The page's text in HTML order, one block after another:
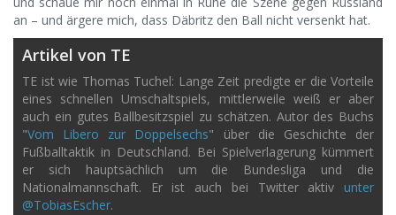
an – und ärgere mich, dass Däbritz den Ball nicht versenkt hat.
Artikel von TE
TE ist wie Thomas Tuchel: Lange Zeit predigte er die Vorteile
eines schnellen Umschaltspiels, mittlerweile weiß er aber
auch ein gutes Ballbesitzspiel zu schätzen. Autor des Buchs
"Vom Libero zur Doppelsechs" über die Geschichte der
Fußballtaktik in Deutschland. Bei Spielverlagerung kümmert
er sich hauptsächlich um die Bundesliga und die
Nationalmannschaft. Er ist auch bei Twitter aktiv unter
@TobiasEscher.